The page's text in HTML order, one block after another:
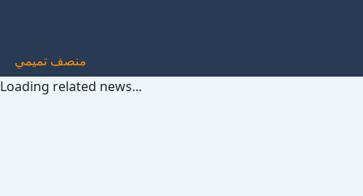
منصف تميمي
Loading related news...